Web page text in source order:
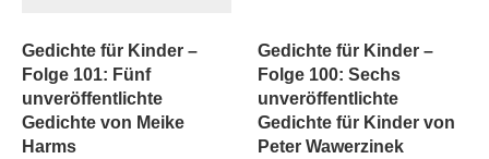
Gedichte für Kinder –
Folge 101: Fünf
unveröffentlichte
Gedichte von Meike
Harms
Gedichte für Kinder –
Folge 100: Sechs
unveröffentlichte
Gedichte für Kinder von
Peter Wawerzinek